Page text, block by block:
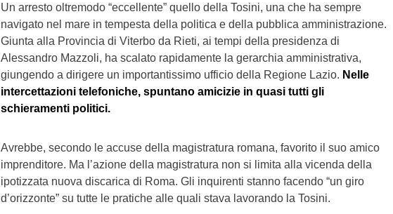
Un arresto oltremodo “eccellente” quello della Tosini, una che ha sempre
navigato nel mare in tempesta della politica e della pubblica amministrazione.
Giunta alla Provincia di Viterbo da Rieti, ai tempi della presidenza di
Alessandro Mazzoli, ha scalato rapidamente la gerarchia amministrativa,
giungendo a dirigere un importantissimo ufficio della Regione Lazio. Nelle
intercettazioni telefoniche, spuntano amicizie in quasi tutti gli
schieramenti politici.
Avrebbe, secondo le accuse della magistratura romana, favorito il suo amico
imprenditore. Ma l’azione della magistratura non si limita alla vicenda della
ipotizzata nuova discarica di Roma. Gli inquirenti stanno facendo “un giro
d’orizzonte” su tutte le pratiche alle quali stava lavorando la Tosini.